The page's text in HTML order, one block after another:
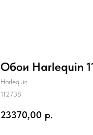
Обои Harlequin
Harlequin
112738
23370,00 р.